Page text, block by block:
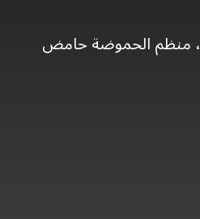
المكونات: فول مدمس، ماء، ملح، فيتامين C، منظم الحموضة حامض